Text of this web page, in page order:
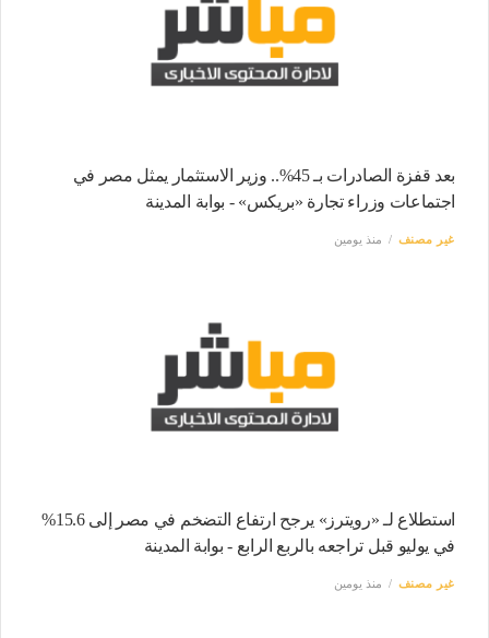
بعد قفزة الصادرات بـ 45%.. وزير الاستثمار يمثل مصر في
اجتماعات وزراء تجارة «بريكس» - بوابة المدينة
غير مصنف منذ يومين
استطلاع لـ «رويترز» يرجح ارتفاع التضخم في مصر إلى 15.6%
في يوليو قبل تراجعه بالربع الرابع - بوابة المدينة
غير مصنف منذ يومين